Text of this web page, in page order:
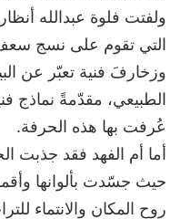
ولفتت فلوة عبدالله
التي تقوم على نسج سعف
وزخارفَ فنية تعبّر عن
الطبيعي، مقدّمةً نماذج
عُرفت بها هذه الحرفة.
أما أم الفهد فقد جذبت
حيث جسّدت بألوانها
روح المكان والانتماء